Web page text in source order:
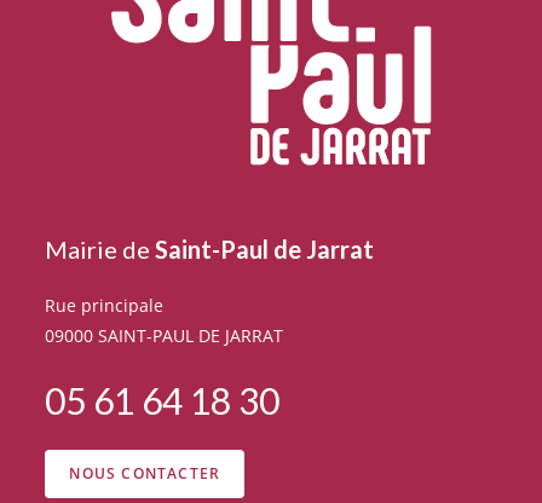
Mairie deSaint-Paul de Jarrat
Rue principale
09000 SAINT-PAUL DE JARRAT
05 61 64 18 30
NOUS CONTACTER